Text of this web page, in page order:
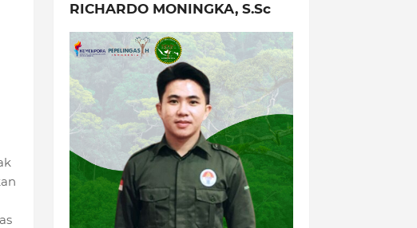
RICHARDO MONINGKA, S.Sc